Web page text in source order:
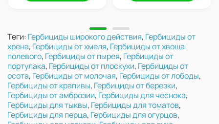
Теги: Гербициды широкого действия, Гербициды от
хрена, Гербициды от хмеля, Гербициды от хвоща
полевого, Гербициды от пырея, Гербициды от
портулака, Гербициды от плоскухи, Гербициды от
осота, Гербициды от молочая, Гербициды от лободы,
Гербициды от крапивы, Гербициды от березки,
Гербициды от амброзии, Гербициды для чеснока,
Гербициды для тыквы, Гербициды для томатов,
Гербициды для перца, Гербициды для огурцов,